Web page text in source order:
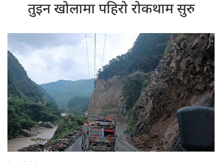
तुइन खोलामा पहिरो रोकथाम सुरु